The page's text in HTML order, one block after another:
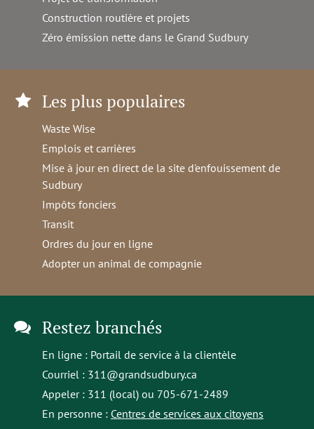
Construction routière et projets
Zéro émission nette dans le Grand Sudbury
Les plus populaires
Waste Wise
Emplois et carrières
Mise à jour en direct de la site d'enfouissement de
Sudbury
Impôts fonciers
Transit
Ordres du jour en ligne
Adopter un animal de compagnie
Restez branchés
En ligne : Portail de service à la clientèle
Courriel : 311@grandsudbury.ca
Appeler : 311 (local) ou 705-671-2489
En personne : Centres de services aux citoyens